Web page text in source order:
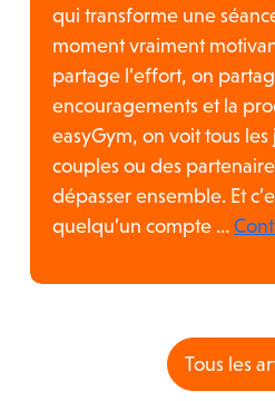
qui transforme une
moment vraiment
partage l’effort, on
encouragements et la
easyGym, on voit tous
couples ou des
dépasser ensemble. Et
quelqu’un compte …
Tous les